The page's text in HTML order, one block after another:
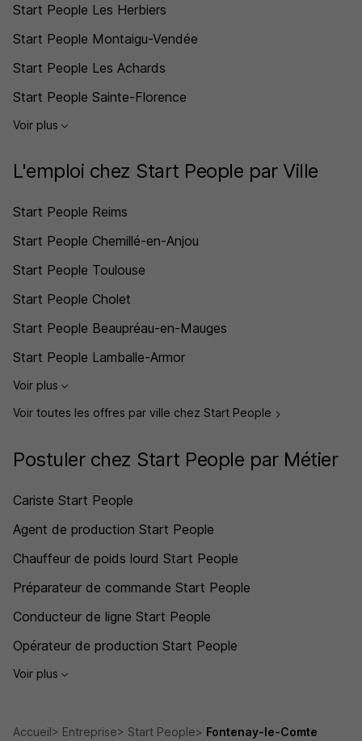
Start People Les Herbiers
Start People Montaigu-Vendée
Start People Les Achards
Start People Sainte-Florence
Voir plus
L'emploi chez Start People par Ville
Start People Reims
Start People Chemillé-en-Anjou
Start People Toulouse
Start People Cholet
Start People Beaupréau-en-Mauges
Start People Lamballe-Armor
Voir plus
Voir toutes les offres par ville chez Start People
Postuler chez Start People par Métier
Cariste Start People
Agent de production Start People
Chauffeur de poids lourd Start People
Préparateur de commande Start People
Conducteur de ligne Start People
Opérateur de production Start People
Voir plus
Accueil Entreprise Start People Fontenay-le-Comte